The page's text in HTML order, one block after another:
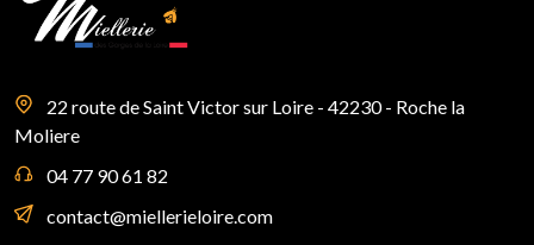
22 route de Saint Victor sur Loire - 42230 - Roche la
Moliere
04 77 90 61 82
contact@miellerieloire.com